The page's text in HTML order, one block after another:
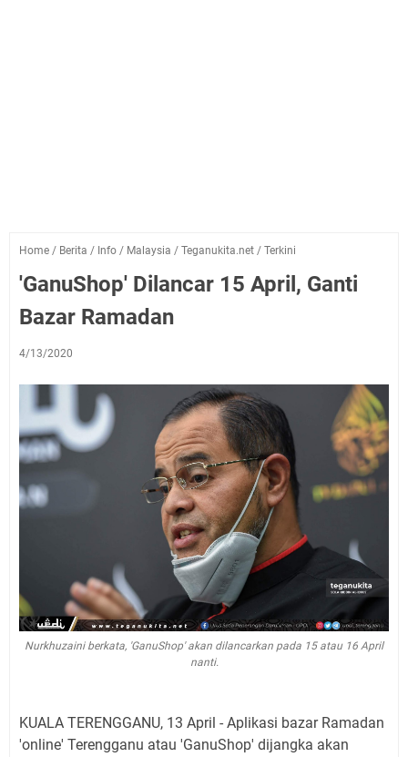
Home / Berita / Info / Malaysia / Teganukita.net / Terkini
'GanuShop' Dilancar 15 April, Ganti
Bazar Ramadan
4/13/2020
Nurkhuzaini berkata, 'GanuShop' akan dilancarkan pada 15 atau 16 April
nanti.
KUALA TERENGGANU, 13 April - Aplikasi bazar Ramadan
'online' Terengganu atau 'GanuShop' dijangka akan